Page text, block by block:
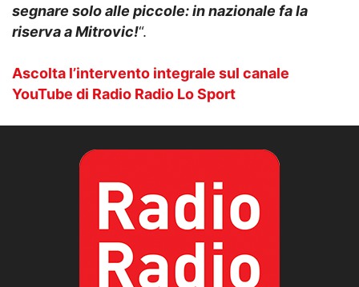
segnare solo alle piccole: in nazionale fa la
riserva a Mitrovic!“.
Ascolta l’intervento integrale sul canale
YouTube di Radio Radio Lo Sport